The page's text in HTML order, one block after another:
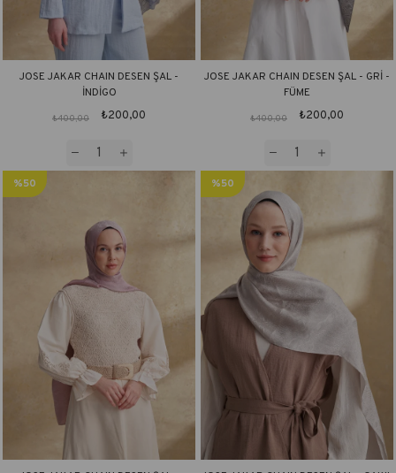
JOSE JAKAR CHAIN DESEN ŞAL -
İNDİGO
₺200,00
₺400,00
JOSE JAKAR CHAIN DESEN ŞAL - GRİ -
FÜME
₺200,00
₺400,00
%50
%50